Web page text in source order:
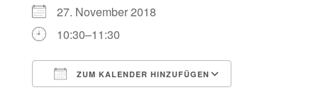
27. November 2018
10:30–11:30
ZUM KALENDER HINZUFÜGEN